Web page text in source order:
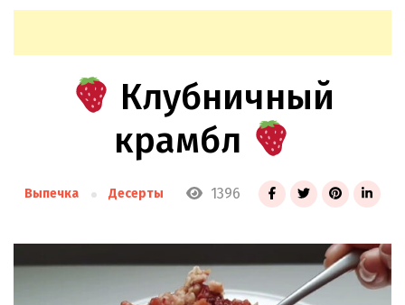
Клубничный
крамбл
Выпечка Десерты 1396